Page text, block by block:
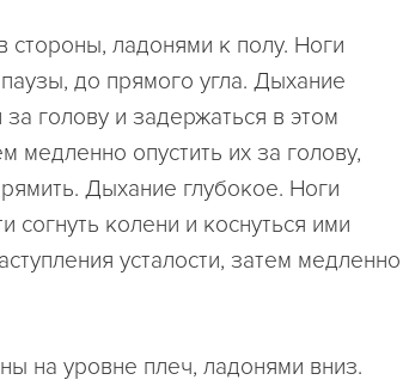
стороны, ладонями к полу. Ноги
до прямого угла. Дыхание
голову и задержаться в этом
медленно опустить их за голову,
Дыхание глубокое. Ноги
колени и коснуться ими
усталости, затем медленно
на уровне плеч, ладонями вниз.